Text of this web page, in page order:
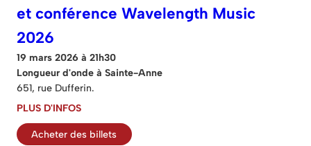
et conférence Wavelength Music
2026
19 mars 2026 à 21h30
Longueur d'onde à Sainte-Anne
651, rue Dufferin.
PLUS D'INFOS
Acheter des billets